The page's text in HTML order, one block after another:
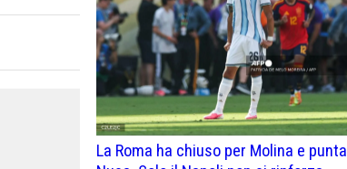
La Roma ha chiuso per Molina e punta